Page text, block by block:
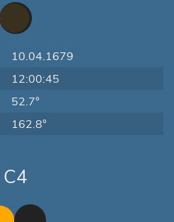
10.04.1679
12:00:45
52.7°
162.8°
C4